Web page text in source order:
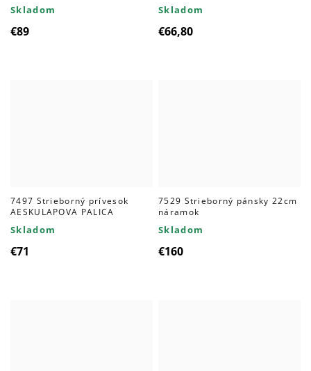
Skladom
€89
Skladom
€66,80
7497 Strieborný prívesok
AESKULAPOVA PALICA
Skladom
€71
7529 Strieborný pánsky 22cm
náramok
Skladom
€160